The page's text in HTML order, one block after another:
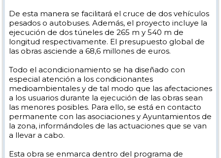
De esta manera se facilitará el cruce de dos vehículos
pesados o autobuses. Además, el proyecto incluye la
ejecución de dos túneles de 265 m y 540 m de
longitud respectivamente. El presupuesto global de
las obras asciende a 68,6 millones de euros.
Todo el acondicionamiento se ha diseñado con
especial atención a los condicionantes
medioambientales y de tal modo que las afectaciones
a los usuarios durante la ejecución de las obras sean
las menores posibles. Para ello, se está en contacto
permanente con las asociaciones y Ayuntamientos de
la zona, informándoles de las actuaciones que se van
a llevar a cabo.
Esta obra se enmarca dentro del programa de